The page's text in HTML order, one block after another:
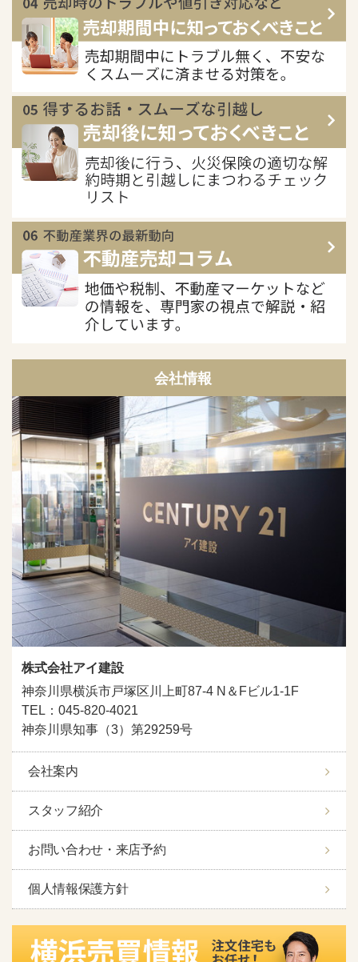
会社情報
株式会社アイ建設
神奈川県横浜市戸塚区川上町87-4 N＆Fビル1-1F
TEL：045-820-4021
神奈川県知事（3）第29259号
会社案内
スタッフ紹介
お問い合わせ・来店予約
個人情報保護方針